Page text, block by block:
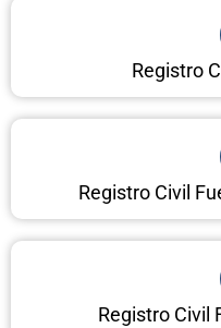
Registro
Registro Civil
Registro Civil